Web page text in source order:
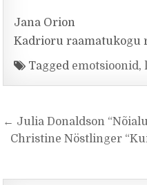
Jana Orion
Kadrioru raamatukogu
Tagged emotsioonid,
Navigeerimine
← Julia Donaldson
Christine Nöstlinger